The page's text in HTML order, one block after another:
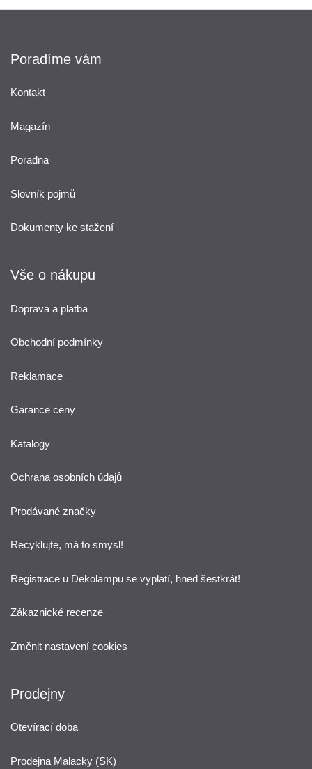
Poradíme vám
Kontakt
Magazín
Poradna
Slovník pojmů
Dokumenty ke stažení
Vše o nákupu
Doprava a platba
Obchodní podmínky
Reklamace
Garance ceny
Katalogy
Ochrana osobních údajů
Prodávané značky
Recyklujte, má to smysl!
Registrace u Dekolampu se vyplatí, hned šestkrát!
Zákaznické recenze
Změnit nastavení cookies
Prodejny
Otevírací doba
Prodejna Malacky (SK)